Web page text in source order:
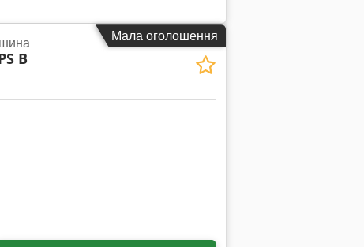
керування Csdpfx Aijk Dz Hwj Tjha 8.
мовою 11. Контроль друкованих
1. Довжина продукту: L120-600 мм 2.
від продукту, довжини пакета і
близько 8,8 кВт 8. Вага машини:
Мала оголошення
B